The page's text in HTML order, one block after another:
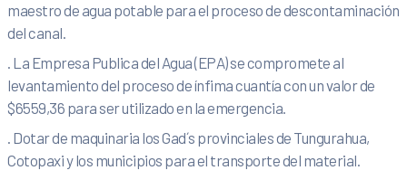
maestro de agua potable para el proceso de descontaminación
del canal.
. La Empresa Publica del Agua (EPA) se compromete al
levantamiento del proceso de ínfima cuantía con un valor de
$6559,36 para ser utilizado en la emergencia.
. Dotar de maquinaria los Gad´s provinciales de Tungurahua,
Cotopaxi y los municipios para el transporte del material.